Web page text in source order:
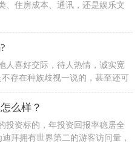
、住房成本、通讯，还是娱乐文
人喜好交际，待人热情，诚实宽
存在种族歧视一说的，甚至还可
你品尝美酒呢。当然，移民也需
风俗。
么样？
投资标的，年投资回报率稳居全
拜拥有世界第二的游客访问量，